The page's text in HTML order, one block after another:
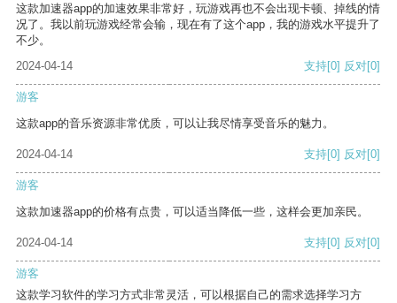
这款加速器app的加速效果非常好，玩游戏再也不会出现卡顿、掉线的情
况了。我以前玩游戏经常会输，现在有了这个app，我的游戏水平提升了
不少。
2024-04-14
支持[0] 反对[0]
游客
这款app的音乐资源非常优质，可以让我尽情享受音乐的魅力。
2024-04-14 支持[0] 反对[0]
游客
这款加速器app的价格有点贵，可以适当降低一些，这样会更加亲民。
2024-04-14 支持[0] 反对[0]
游客
这款学习软件的学习方式非常灵活，可以根据自己的需求选择学习方